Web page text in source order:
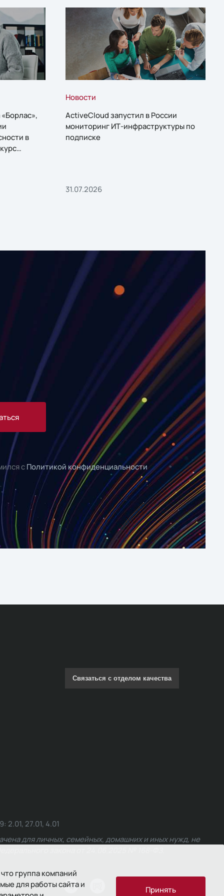
в
Новости
ActiveCloud запустил в России
мониторинг ИТ-инфраструктуры по
подписке
31.07.2026
сПолитикой конфиденциальности
группа компаний
для работы сайта и
Принять
Связаться с отделом качества
27.01, 4.01
для личных, семейных, домашних и иных нужд, не